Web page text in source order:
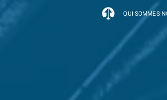
QUI SOMMES-